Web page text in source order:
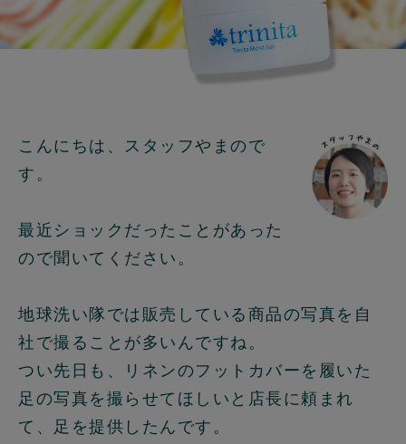
こんにちは、スタッフやまので
す。
最近ショックだったことがあった
ので聞いてください。
地球洗い隊では販売している商品の写真を自
社で撮ることが多いんですね。
つい先日も、リネンのフットカバーを履いた
足の写真を撮らせてほしいと店長に頼まれ
て、足を提供したんです。